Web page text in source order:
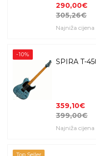
290,00€
305,26€
Najniža
-10%
SPIRA T-
359,10€
399,00€
Najniža
Top Seller